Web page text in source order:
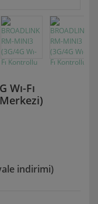
Wı-Fı
indirimi)